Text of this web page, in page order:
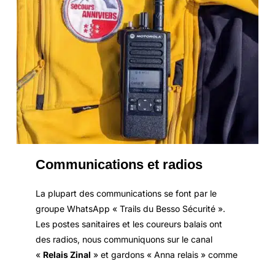
Communications et radios
La plupart des communications se font par le
groupe WhatsApp « Trails du Besso Sécurité ».
Les postes sanitaires et les coureurs balais ont
des radios, nous communiquons sur le canal
« Relais Zinal » et gardons « Anna relais » comme